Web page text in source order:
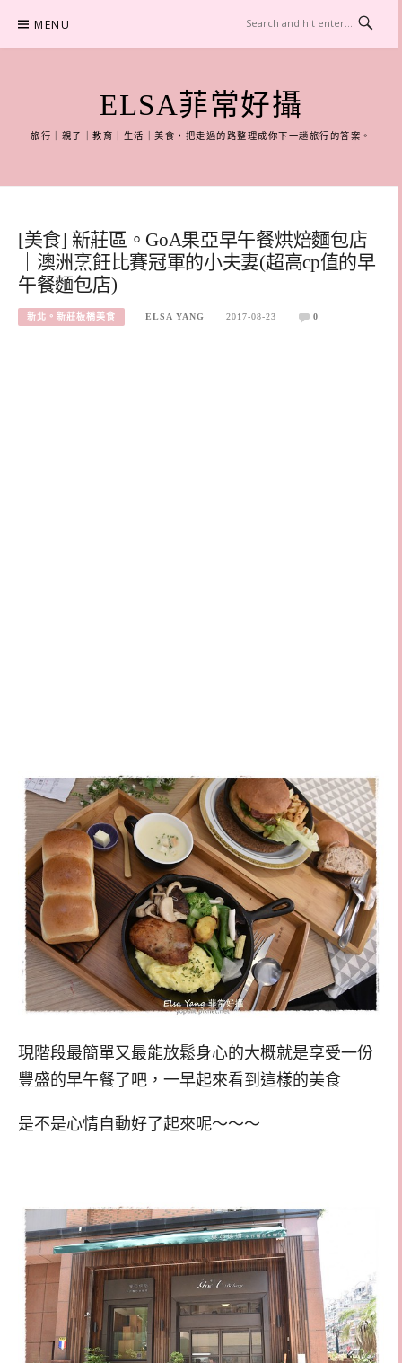
content
MENU
ELSA菲常好攝
旅行｜親子｜教育｜生活｜美食，把走過的路整理成你下一趟旅行的答案。
[美食] 新莊區。GoA果亞早午餐烘焙麵包店
｜澳洲烹飪比賽冠軍的小夫妻(超高cp值的早
午餐麵包店)
新北。新莊板橋美食 ELSA YANG 2017-08-23 0
現階段最簡單又最能放鬆身心的大概就是享受一份
豐盛的早午餐了吧，一早起來看到這樣的美食
是不是心情自動好了起來呢～～～